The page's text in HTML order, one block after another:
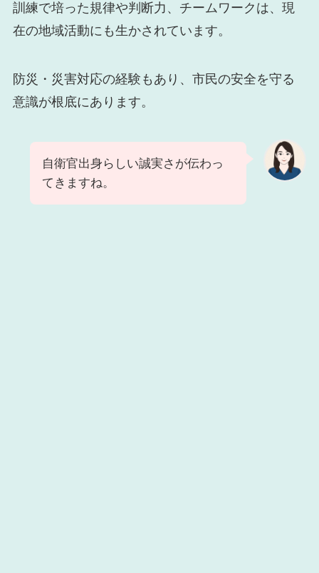
訓練で培った規律や判断力、チームワークは、現
在の地域活動にも生かされています。
防災・災害対応の経験もあり、市民の安全を守る
意識が根底にあります。
自衛官出身らしい誠実さが伝わっ
てきますね。